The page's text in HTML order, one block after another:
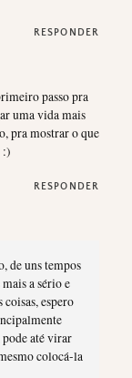
passo pra
uma vida mais
pra mostrar o que
:)
RESPONDER
de uns tempos
a sério e
espero
pode até virar
colocá-la
RESPONDER